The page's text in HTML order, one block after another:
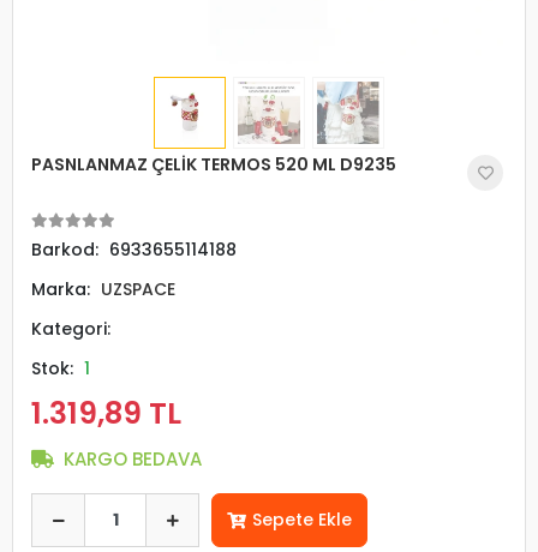
PASNLANMAZ ÇELİK TERMOS 520 ML D9235
Barkod: 6933655114188
Marka: UZSPACE
Kategori:
Stok: 1
1.319,89 TL
KARGO BEDAVA
Sepete Ekle